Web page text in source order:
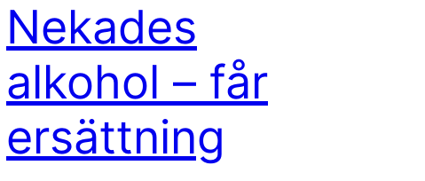
Nekades
alkohol – får
ersättning